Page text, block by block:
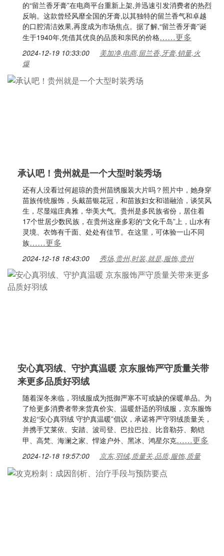
的“留兰香牙膏”在电商平台重新上架,并迅速引发消费者的热烈
反响。这款曾经风靡全国的牙膏,以其独特的留兰香气和卓越
的口腔清洁效果,再度成为市场焦点。据了解,“留兰香牙膏”诞
生于1940年,凭借其优良的品质和亲民的价格……更多
2024-12-19 10:33:00
美加净,电商,留兰香,牙膏,销量,火
爆
承认吧！贵州就是一个大型时装秀场
还有人没看过何超琼的贵州苗绣服装大片吗？照片中，她身穿
苗族传统服饰，头戴苗银花冠，和苗族妇女和谐融洽，谈笑风
生，尽显端庄典雅，华美大气。贵州是多民族省份，居住着
17个世居少数民族，在贵州这座多彩的“文化千岛”上，山水有
灵境、衣饰有千面、处处有佳节。在这里，可体验一山不同
族……更多
2024-12-18 18:43:00 秀场,贵州,时装,就是,服饰,贵州
安心真羽绒、守护真温暖 京东服饰严守质量关带
来更多品质好羽绒
随着深冬来临，羽绒服成为抵御严寒不可或缺的保暖单品。为
了给更多消费者带来货真价实、温暖舒适的羽绒服，京东服饰
发起“安心真羽绒 守护真温暖”倡议，承诺将严守羽绒质量关，
并携手艾莱依、安踏、波司登、巴拉巴拉、比音勒芬、鹅铠
甲、高梵、海澜之家、悍途户外、黑冰、鸿星尔克……更多
2024-12-18 19:57:00 京东,羽绒,质量关,品质,服饰,质量